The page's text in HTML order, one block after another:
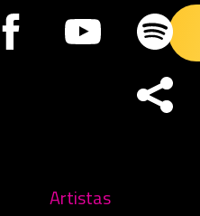
nueva ventana
Abre en nueva ventana
Abre en nueva
Artistas